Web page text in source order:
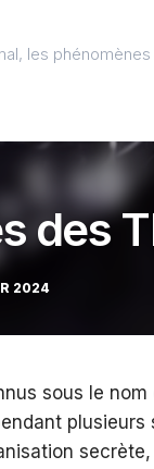
les
des
2024
sous le